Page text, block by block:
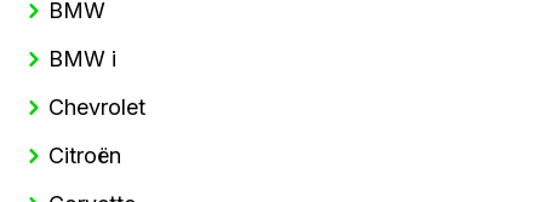
BMW
BMW i
Chevrolet
Citroën